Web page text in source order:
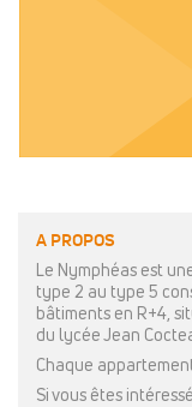
A PROPOS
Le Nymphéas est
type 2 au type 5
bâtiments en R+4,
du lycée Jean
Chaque
Si vous êtes